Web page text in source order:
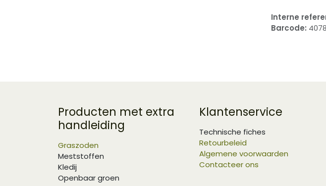
Interne
Barcode:
Producten met extra
handleiding
Graszoden
Meststoffen
Kledij
Openbaar groen
Klantenservice
Technische fiches
Retourbeleid
Algemene voorwaarden
Contacteer ons